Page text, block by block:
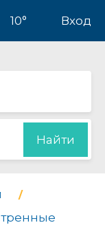
10° Вход
Найти